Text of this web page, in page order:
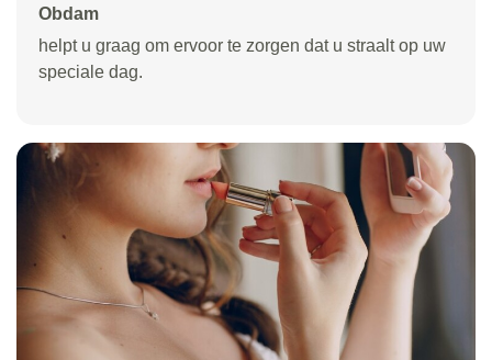
Obdam
helpt u graag om ervoor te zorgen dat u straalt op uw
speciale dag.